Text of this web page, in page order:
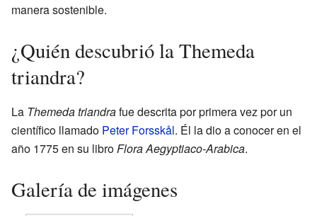
manera sostenible.
¿Quién descubrió la Themeda
triandra?
La Themeda triandrafue descrita por primera vez por un
científico llamado Peter Forsskål. Él la dio a conocer en el
año 1775 en su libroFlora Aegyptiaco-Arabica.
Galería de imágenes